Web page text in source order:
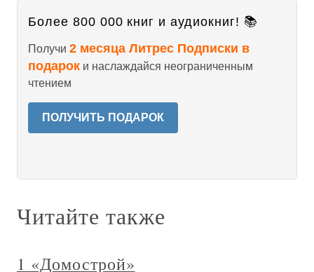
Более 800 000 книг и аудиокниг! 📚
Получи 2 месяца Литрес Подписки в
подарок и наслаждайся неограниченным
чтением
ПОЛУЧИТЬ ПОДАРОК
Читайте также
1 «Домострой»